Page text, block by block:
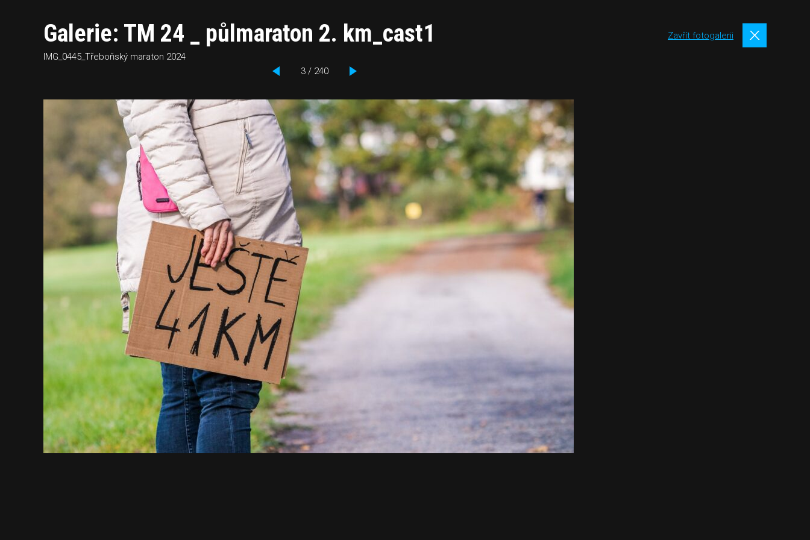
Galerie: TM 24 _ půlmaraton 2. km_cast1
IMG_0445_Třeboňský maraton 2024
3 / 240
Zavřít fotogalerii